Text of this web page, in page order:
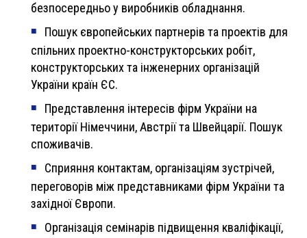
безпосередньо у виробників обладнання.
Пошук європейських партнерів та проектів для
спільних проектно-конструкторських робіт,
конструкторських та інженерних організацій
України країн ЄС.
Представлення інтересів фірм України на
території Німеччини, Австрії та Швейцарії. Пошук
споживачів.
Сприяння контактам, організаціям зустрічей,
переговорів між представниками фірм України та
західної Європи.
Організація семінарів підвищення кваліфікації,